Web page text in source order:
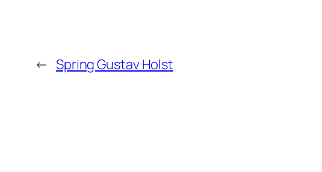
← Spring Gustav Holst